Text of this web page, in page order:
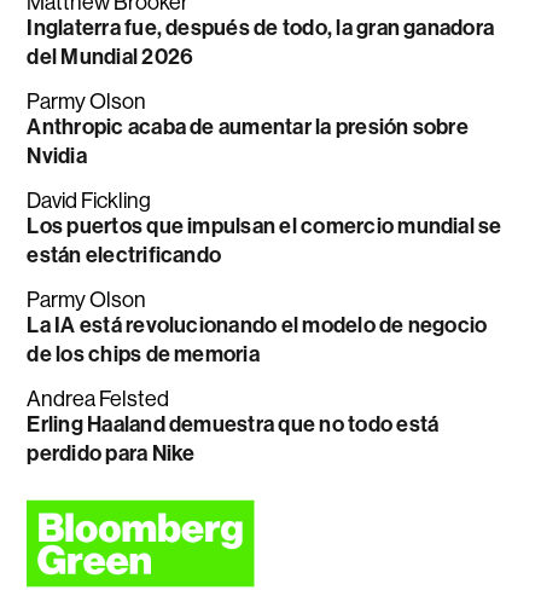
Inglaterra fue, después de todo, la gran ganadora
del Mundial 2026
Parmy Olson
Anthropic acaba de aumentar la presión sobre
Nvidia
David Fickling
Los puertos que impulsan el comercio mundial se
están electrificando
Parmy Olson
La IA está revolucionando el modelo de negocio
de los chips de memoria
Andrea Felsted
Erling Haaland demuestra que no todo está
perdido para Nike